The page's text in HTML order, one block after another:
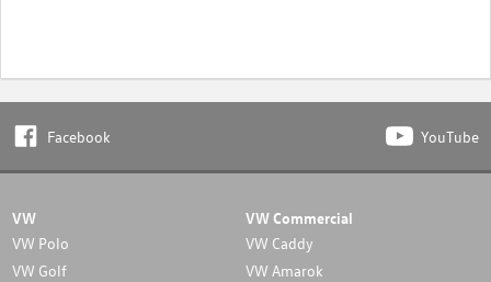
Facebook YouTube
VW
VW Polo
VW Golf
VW Commercial
VW Caddy
VW Amarok